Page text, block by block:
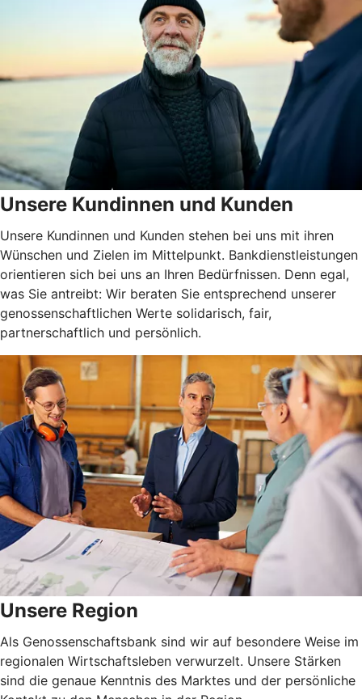
Unsere Kundinnen und Kunden
Unsere Kundinnen und Kunden stehen bei uns mit ihren
Wünschen und Zielen im Mittelpunkt. Bankdienstleistungen
orientieren sich bei uns an Ihren Bedürfnissen. Denn egal,
was Sie antreibt: Wir beraten Sie entsprechend unserer
genossenschaftlichen Werte solidarisch, fair,
partnerschaftlich und persönlich.
Unsere Region
Als Genossenschaftsbank sind wir auf besondere Weise im
regionalen Wirtschaftsleben verwurzelt. Unsere Stärken
sind die genaue Kenntnis des Marktes und der persönliche